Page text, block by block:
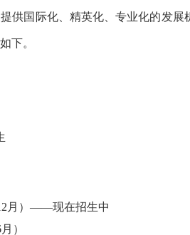
供国际化、精英化、专业化的发展
下。
月） ——现在招生中
月）